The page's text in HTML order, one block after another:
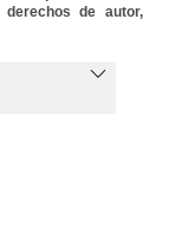
de autor,